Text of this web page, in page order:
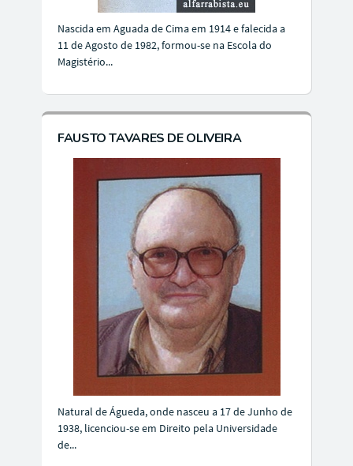
Nascida em Aguada de Cima em 1914 e falecida a
11 de Agosto de 1982, formou-se na Escola do
Magistério...
FAUSTO TAVARES DE OLIVEIRA
Natural de Águeda, onde nasceu a 17 de Junho de
1938, licenciou-se em Direito pela Universidade
de...